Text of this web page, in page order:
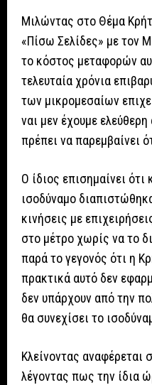
Μιλώντας στο Θέμα
«Πίσω Σελίδες» με τον
το κόστος μεταφορών
τελευταία χρόνια
των μικρομεσαίων
ναι μεν έχουμε
πρέπει να παρεμβαίνει
Ο ίδιος επισημαίνει
ισοδύναμο
κινήσεις με
στο μέτρο χωρίς να το
παρά το γεγονός ότι η
πρακτικά αυτό δεν
δεν υπάρχουν από την
θα συνεχίσει το
Κλείνοντας αναφέρεται
λέγοντας πως την ίδια